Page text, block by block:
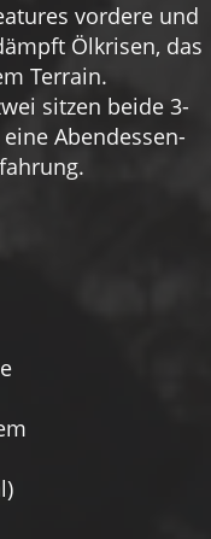
vordere und
Ölkrisen, das
Terrain.
sitzen beide 3-
Abendessen-